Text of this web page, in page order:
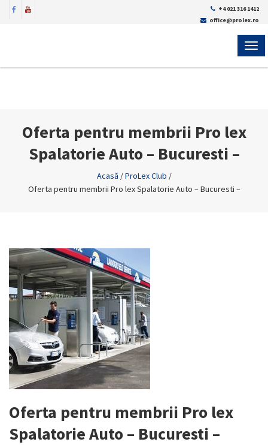
+4 021 316 1412
office@prolex.ro
Oferta pentru membrii Pro lex
Spalatorie Auto – Bucuresti –
Acasă /ProLex Club /
Oferta pentru membrii Pro lex Spalatorie Auto – Bucuresti –
Oferta pentru membrii Pro lex
Spalatorie Auto – Bucuresti –